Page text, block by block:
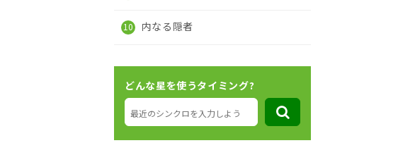
内なる隠者
どんな星を使うタイミング?